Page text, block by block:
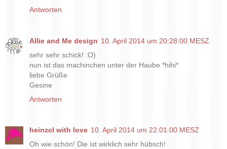
Antworten
Allie and Me design 10. April 2014 um 20:28:00 MESZ
sehr sehr schick! :O)
nun ist das machinchen unter der Haube *hihi*
liebe Grüße
Gesine
Antworten
heinzcl with love 10. April 2014 um 22:01:00 MESZ
Oh wie schön! Die ist wirklich sehr hübsch!